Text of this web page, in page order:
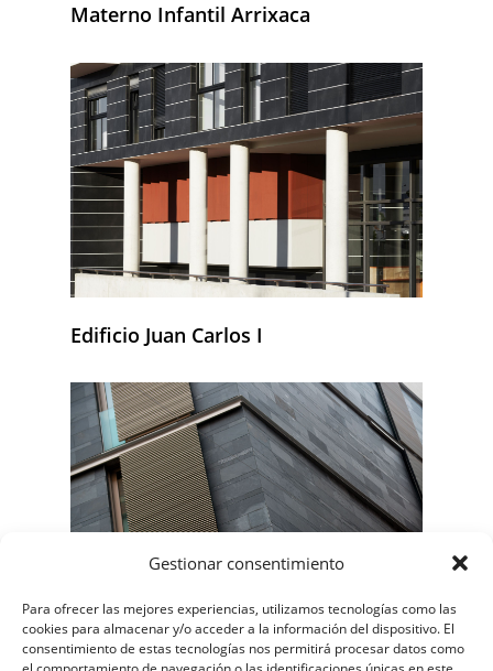
Gestionar consentimiento
Para ofrecer las mejores experiencias, utilizamos tecnologías como las
cookies para almacenar y/o acceder a la información del dispositivo. El
consentimiento de estas tecnologías nos permitirá procesar datos como
Materno Infantil Arrixaca
Edificio Juan Carlos I
Edificio de Viviendas 1